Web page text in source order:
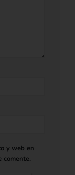
y web en
comente.